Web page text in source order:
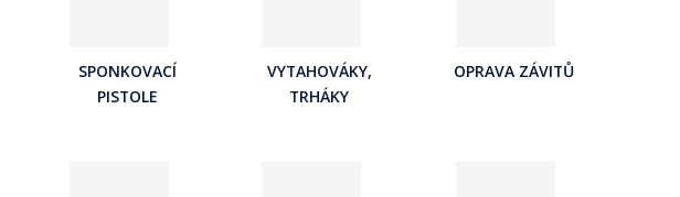
SPONKOVACÍ
PISTOLE
VYTAHOVÁKY,
TRHÁKY
OPRAVA ZÁVITŮ